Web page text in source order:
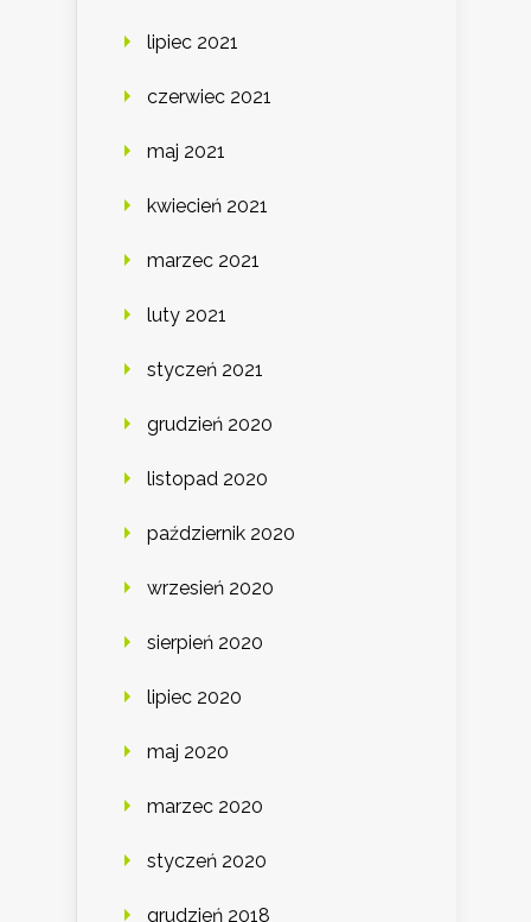
lipiec 2021
czerwiec 2021
maj 2021
kwiecień 2021
marzec 2021
luty 2021
styczeń 2021
grudzień 2020
listopad 2020
październik 2020
wrzesień 2020
sierpień 2020
lipiec 2020
maj 2020
marzec 2020
styczeń 2020
grudzień 2018